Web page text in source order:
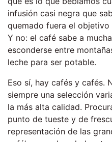
infusión casi negra que
quemado fuera el objetivo
Y no: el café sabe a
esconderse entre
leche para ser potable.
Eso sí, hay cafés y cafés.
siempre una selección
la más alta calidad.
punto de tueste y de
representación de las